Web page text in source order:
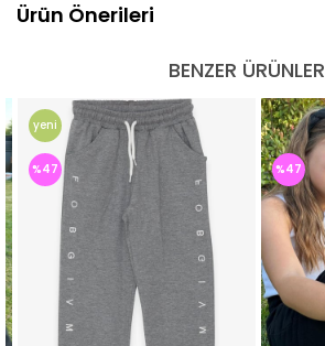
Ürün Önerileri
BENZER ÜRÜNLER
%47
yeni
ürün
%47